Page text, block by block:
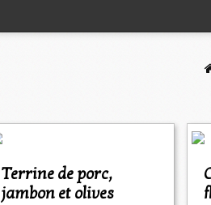
Terrine de porc,
jambon et olives